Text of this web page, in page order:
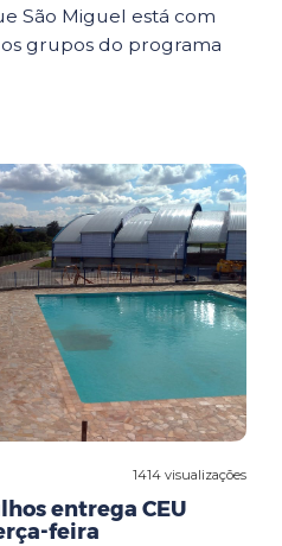
São Miguel está com
grupos do programa
1414 visualizações
entrega CEU
feira